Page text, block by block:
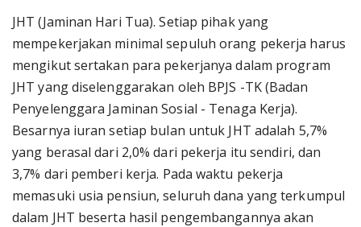
JHT (Jaminan Hari Tua). Setiap pihak yang
mempekerjakan minimal sepuluh orang pekerja harus
mengikut sertakan para pekerjanya dalam program
JHT yang diselenggarakan oleh BPJS -TK (Badan
Penyelenggara Jaminan Sosial - Tenaga Kerja).
Besarnya iuran setiap bulan untuk JHT adalah 5,7%
yang berasal dari 2,0% dari pekerja itu sendiri, dan
3,7% dari pemberi kerja. Pada waktu pekerja
memasuki usia pensiun, seluruh dana yang terkumpul
dalam JHT beserta hasil pengembangannya akan